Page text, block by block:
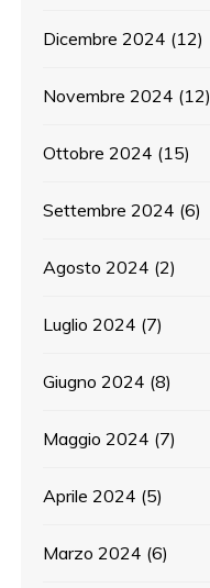
Dicembre 2024 (12)
Novembre 2024 (12)
Ottobre 2024 (15)
Settembre 2024 (6)
Agosto 2024 (2)
Luglio 2024 (7)
Giugno 2024 (8)
Maggio 2024 (7)
Aprile 2024 (5)
Marzo 2024 (6)